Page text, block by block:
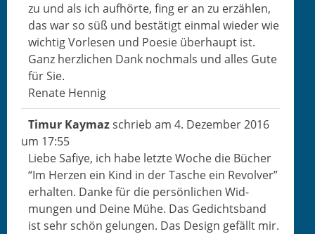
zu und als ich aufhörte, fing er an zu erzählen,
das war so süß und bestätigt ein­mal wieder wie
wichtig Vor­lesen und Poe­sie über­haupt ist.
Ganz her­zlichen Dank nochmals und alles Gute
für Sie.
Renate Hennig
Timur Kay­mazschrieb am 4. Dezem­ber 2016
um 17:55
Liebe Safiye, ich habe let­zte Woche die Büch­er
“Im Herzen ein Kind in der Tasche ein Revolver”
erhal­ten. Danke für die per­sön­lichen Wid­
mungen und Deine Mühe. Das Gedichts­band
ist sehr schön gelun­gen. Das Design gefällt mir.